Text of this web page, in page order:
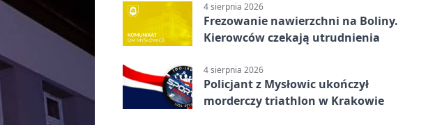
4 sierpnia 2026
Frezowanie nawierzchni na Boliny.
Kierowców czekają utrudnienia
4 sierpnia 2026
Policjant z Mysłowic ukończył
morderczy triathlon w Krakowie